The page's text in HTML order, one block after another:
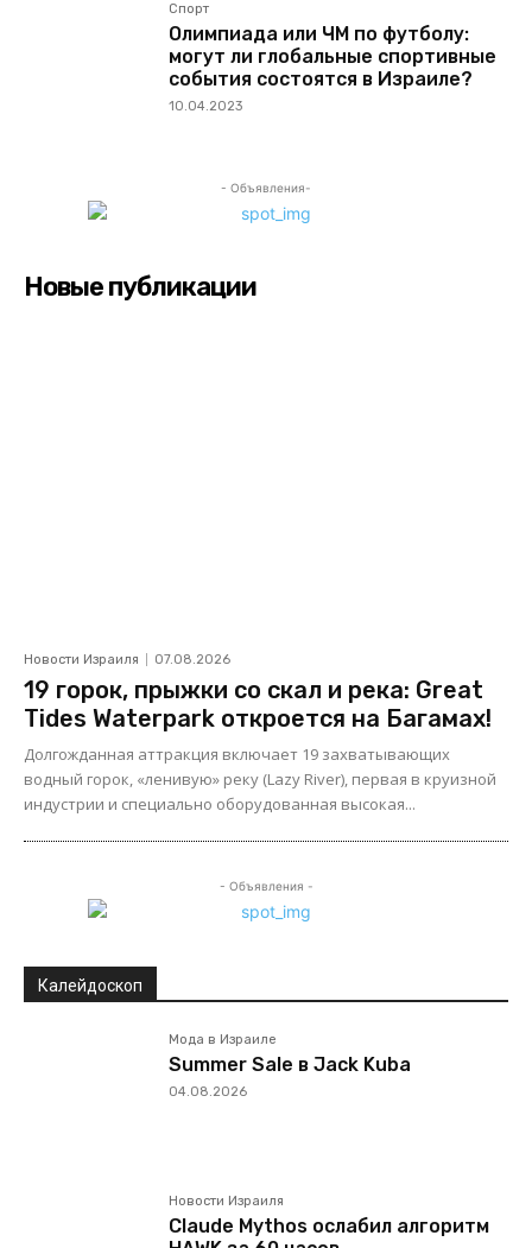
Спорт
Олимпиада или ЧМ по футболу:
могут ли глобальные спортивные
события состоятся в Израиле?
10.04.2023
- Объявления-
Новые публикации
Новости Израиля 07.08.2026
19 горок, прыжки со скал и река: Great
Tides Waterpark откроется на Багамах!
Долгожданная аттракция включает 19 захватывающих
водный горок, «ленивую» реку (Lazy River), первая в круизной
индустрии и специально оборудованная высокая...
- Объявления -
Калейдоскоп
Мода в Израиле
Summer Sale в Jack Kuba
04.08.2026
Новости Израиля
Claude Mythos ослабил алгоритм